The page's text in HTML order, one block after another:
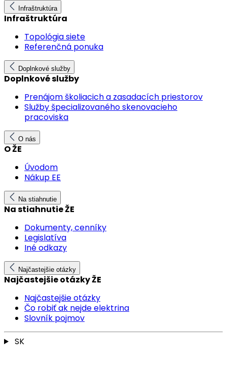
Infraštruktúra
Infraštruktúra
Topológia siete
Referenčná ponuka
Doplnkové služby
Doplnkové služby
Prenájom školiacich a zasadacích priestorov
Služby špecializovaného skenovacieho
pracoviska
O nás
O ŽE
Úvodom
Nákup EE
Na stiahnutie
Na stiahnutie ŽE
Dokumenty, cenníky
Legislatíva
Iné odkazy
Najčastejšie otázky
Najčastejšie otázky ŽE
Najčastejšie otázky
Čo robiť ak nejde elektrina
Slovník pojmov
SK